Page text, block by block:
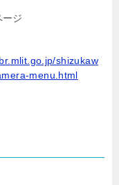
ージ
shizukaw
menu.html